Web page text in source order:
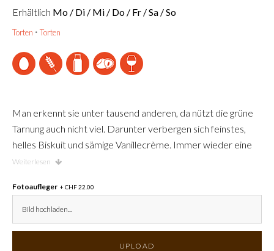
Erhältlich Mo / Di / Mi / Do / Fr / Sa / So
Torten Torten
Man erkennt sie unter tausend anderen, da nützt die grüne
Tarnung auch nicht viel. Darunter verbergen sich feinstes,
helles Biskuit und sämige Vanillecrème. Immer wieder eine
Entdeckung wert!
Weiterlesen
Fotoaufleger + CHF 22.00
Bild hochladen...
UPLOAD